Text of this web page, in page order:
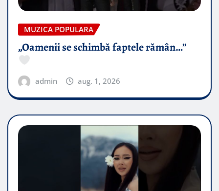
MUZICA POPULARA
„Oamenii se schimbă faptele rămân…”
admin aug. 1, 2026